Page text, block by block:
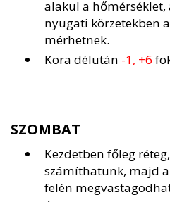
alakul a hőmérséklet,
nyugati körzetekben
mérhetnek.
Kora délután -1, +6
SZOMBAT
Kezdetben főleg
számíthatunk, majd
felén